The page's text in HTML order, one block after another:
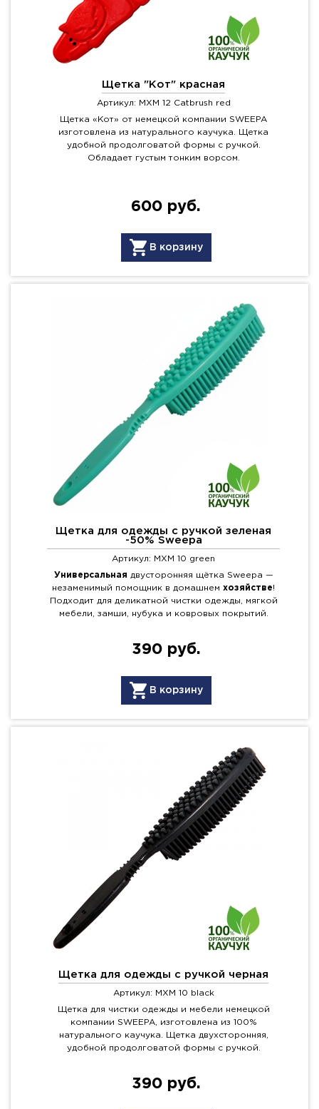
Щетка "Кот" красная
Артикул: MXM 12 Catbrush red
Щетка «Кот» от немецкой компании SWEEPA
изготовлена из натурального каучука. Щетка
удобной продолговатой формы с ручкой.
Обладает густым тонким ворсом.
600 руб.
В корзину
Щетка для одежды с ручкой зеленая
-50% Sweepa
Артикул: MXM 10 green
Универсальная двусторонняя щётка Sweepa —
незаменимый помощник в домашнем хозяйстве!
Подходит для деликатной чистки одежды, мягкой
мебели, замши, нубука и ковровых покрытий.
390 руб.
В корзину
Щетка для одежды с ручкой черная
Артикул: MXM 10 black
Щетка для чистки одежды и мебели немецкой
компании SWEEPA, изготовлена из 100%
натурального каучука. Щетка двухсторонняя,
удобной продолговатой формы с ручкой.
390 руб.